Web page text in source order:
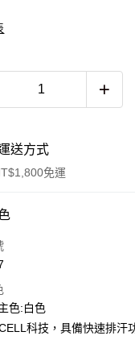
送方式
免運
付款
色:白色
科技，具備快速排汗